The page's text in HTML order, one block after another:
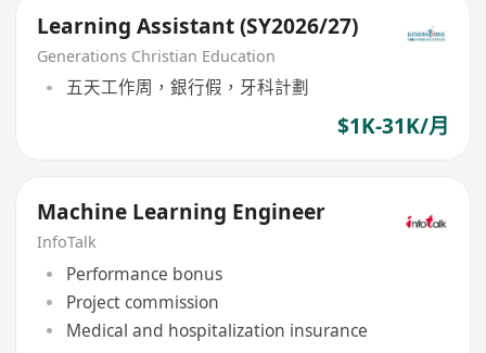
Learning Assistant (SY2026/27)
Generations Christian Education
五天工作周，銀行假，牙科計劃
$1K-31K/月
Machine Learning Engineer
InfoTalk
Performance bonus
Project commission
Medical and hospitalization insurance